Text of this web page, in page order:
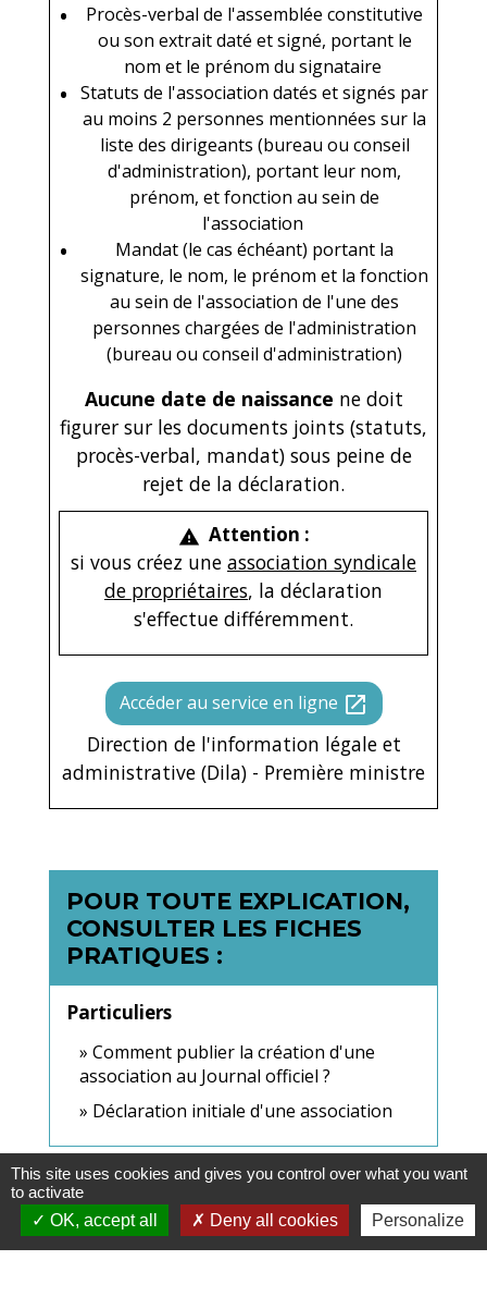
Procès-verbal de l'assemblée constitutive
ou son extrait daté et signé, portant le
nom et le prénom du signataire
Statuts de l'association datés et signés par
au moins 2 personnes mentionnées sur la
liste des dirigeants (bureau ou conseil
d'administration), portant leur nom,
prénom, et fonction au sein de
l'association
Mandat (le cas échéant) portant la
signature, le nom, le prénom et la fonction
au sein de l'association de l'une des
personnes chargées de l'administration
(bureau ou conseil d'administration)
Aucune date de naissance ne doit
figurer sur les documents joints (statuts,
procès-verbal, mandat) sous peine de
rejet de la déclaration.
warning Attention :
si vous créez une association syndicale
de propriétaires, la déclaration
s'effectue différemment.
Accéder au service en ligne open_in_new
Direction de l'information légale et
administrative (Dila) - Première ministre
POUR TOUTE EXPLICATION,
CONSULTER LES FICHES
PRATIQUES :
Particuliers
Comment publier la création d'une
association au Journal officiel ?
Déclaration initiale d'une association
Signaler une erreur sur cette page
This site uses cookies and gives you control over what you want
to activate
OK, accept all
Deny all cookies Personalize